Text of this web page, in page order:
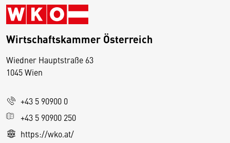
Wirtschaftskammer Österreich
Wiedner Hauptstraße 63
1045 Wien
+43 5 90900 0
+43 5 90900 250
https://wko.at/
D
s
e
S